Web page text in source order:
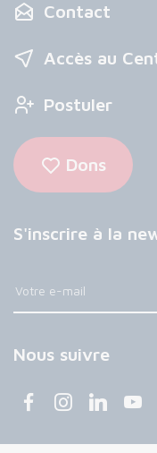
Contact
Accès au
Postuler
Dons
S'inscrire à la
Nous suivre